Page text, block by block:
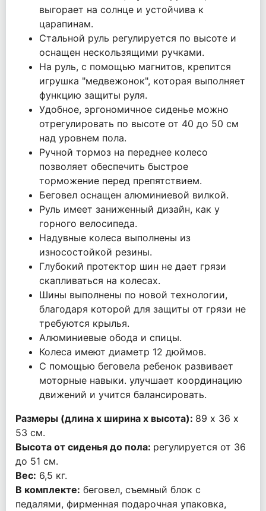
выгорает на солнце и устойчива к
царапинам.
Стальной руль регулируется по высоте и
оснащен нескользящими ручками.
На руль, с помощью магнитов, крепится
игрушка "медвежонок", которая выполняет
функцию защиты руля.
Удобное, эргономичное сиденье можно
отрегулировать по высоте от 40 до 50 см
над уровнем пола.
Ручной тормоз на переднее колесо
позволяет обеспечить быстрое
торможение перед препятствием.
Беговел оснащен алюминиевой вилкой.
Руль имеет заниженный дизайн, как у
горного велосипеда.
Надувные колеса выполнены из
износостойкой резины.
Глубокий протектор шин не дает грязи
скапливаться на колесах.
Шины выполнены по новой технологии,
благодаря которой для защиты от грязи не
требуются крылья.
Алюминиевые обода и спицы.
Колеса имеют диаметр 12 дюймов.
С помощью беговела ребенок развивает
моторные навыки. улучшает координацию
движений и учится балансировать.
Размеры (длина х ширина х высота): 89 х 36 х
53 см.
Высота от сиденья до пола: регулируется от 36
до 51 см.
Вес: 6,5 кг.
В комплекте: беговел, съемный блок с
педалями, фирменная подарочная упаковка,